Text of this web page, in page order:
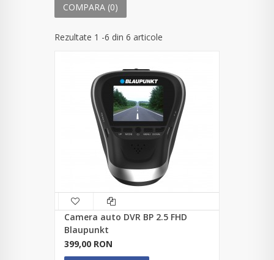
COMPARA (0)
Rezultate 1 -6 din 6 articole
Camera auto DVR BP 2.5 FHD
Blaupunkt
399,00 RON